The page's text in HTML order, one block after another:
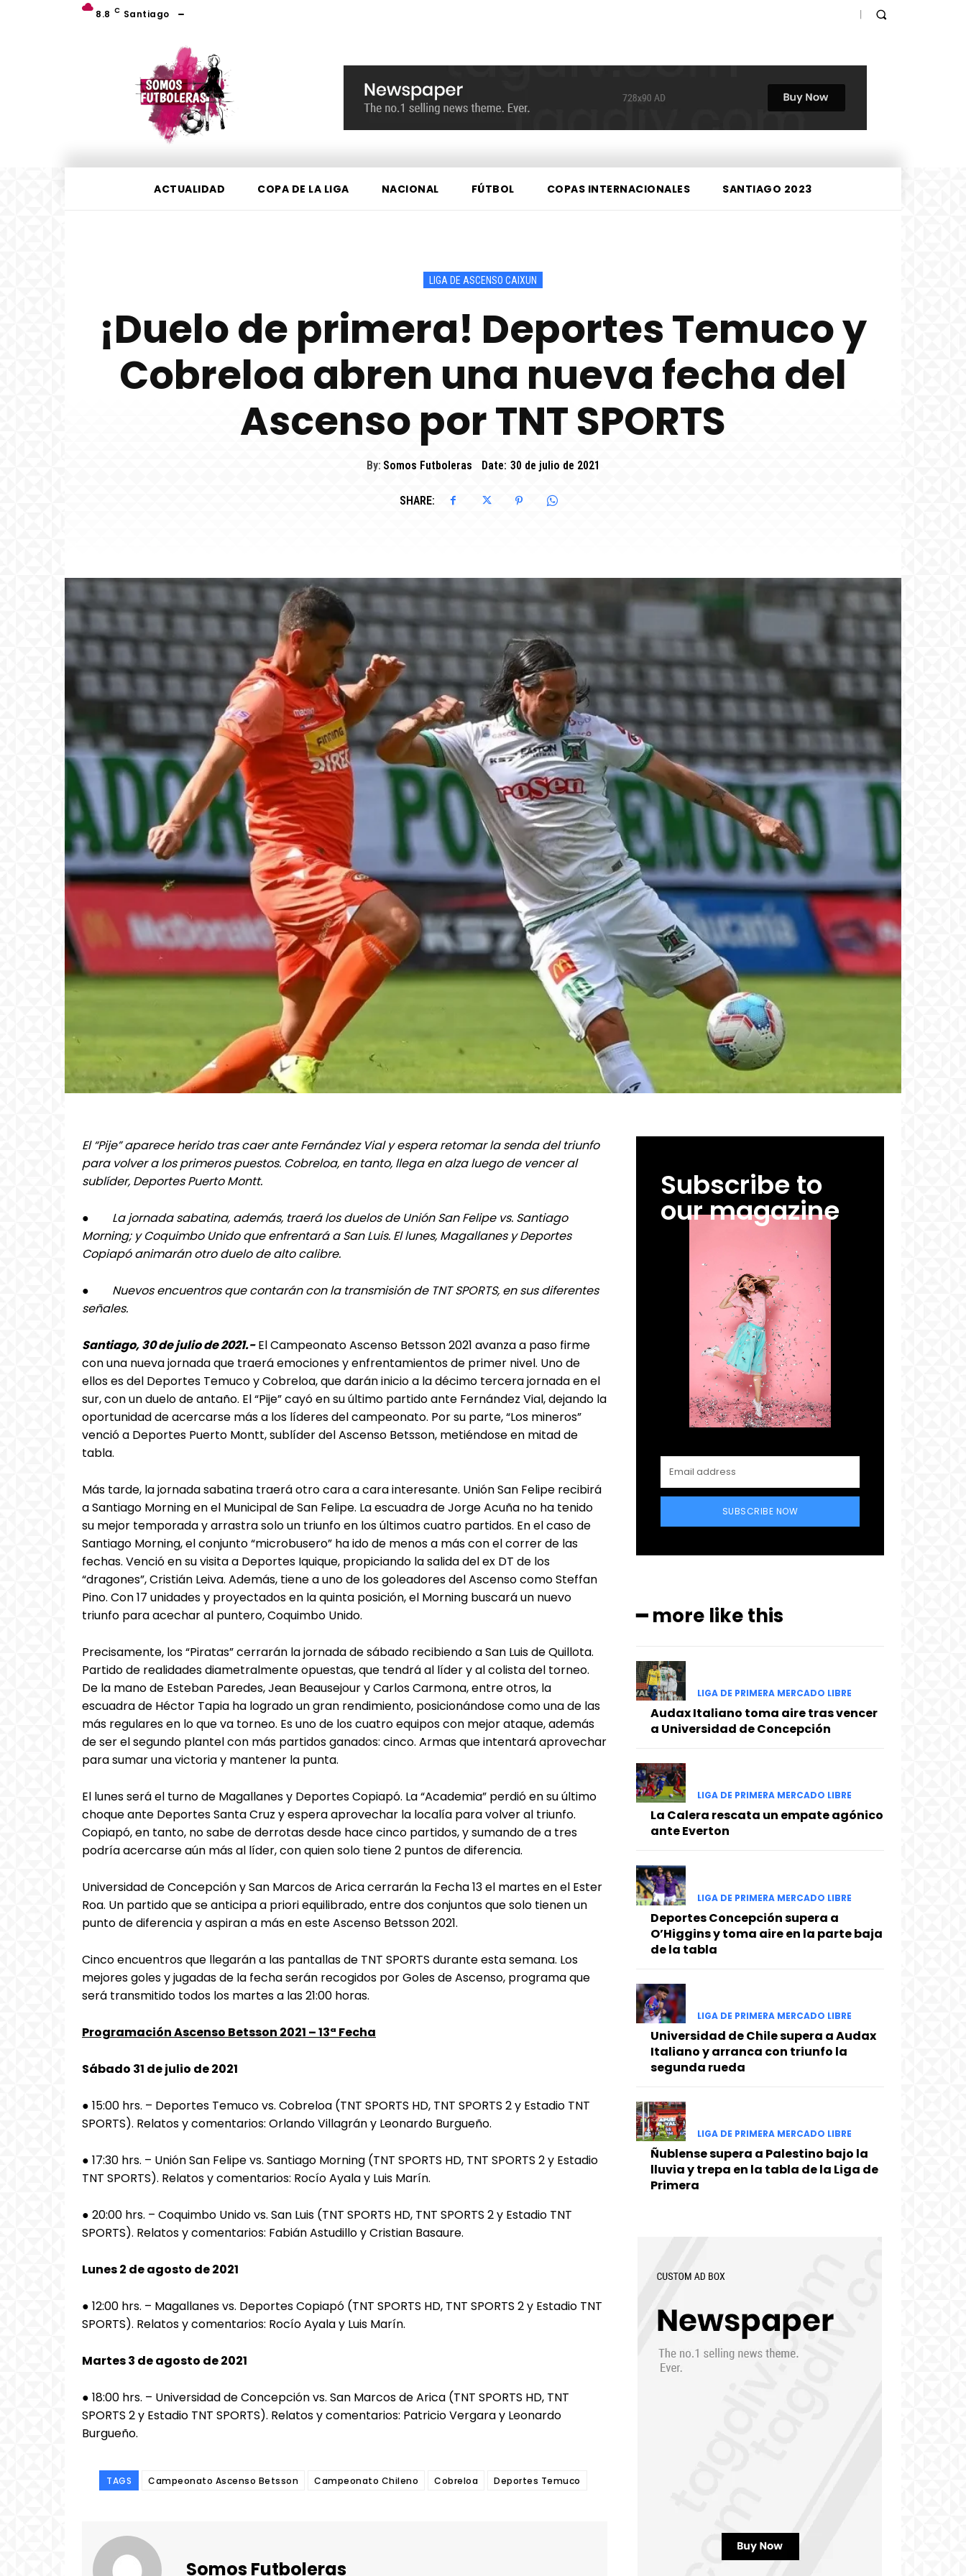
8.8 C Santiago
ACTUALIDAD COPA DE LA LIGA NACIONAL FÚTBOL COPAS INTERNACIONALES SANTIAGO 2023
LIGA DE ASCENSO CAIXUN
¡Duelo de primera! Deportes Temuco y
Cobreloa abren una nueva fecha del
Ascenso por TNT SPORTS
By: Somos Futboleras Date: 30 de julio de 2021
SHARE:
El “Pije” aparece herido tras caer ante Fernández Vial y espera retomar la senda del triunfo
para volver a los primeros puestos. Cobreloa, en tanto, llega en alza luego de vencer al
sublíder, Deportes Puerto Montt.
● La jornada sabatina, además, traerá los duelos de Unión San Felipe vs. Santiago
Morning; y Coquimbo Unido que enfrentará a San Luis. El lunes, Magallanes y Deportes
Copiapó animarán otro duelo de alto calibre.
● Nuevos encuentros que contarán con la transmisión de TNT SPORTS, en sus diferentes
señales.
Santiago, 30 de julio de 2021.-El Campeonato Ascenso Betsson 2021 avanza a paso firme
con una nueva jornada que traerá emociones y enfrentamientos de primer nivel. Uno de
ellos es del Deportes Temuco y Cobreloa, que darán inicio a la décimo tercera jornada en el
sur, con un duelo de antaño. El “Pije” cayó en su último partido ante Fernández Vial, dejando la
oportunidad de acercarse más a los líderes del campeonato. Por su parte, “Los mineros”
venció a Deportes Puerto Montt, sublíder del Ascenso Betsson, metiéndose en mitad de
tabla.
Más tarde, la jornada sabatina traerá otro cara a cara interesante. Unión San Felipe recibirá
a Santiago Morning en el Municipal de San Felipe. La escuadra de Jorge Acuña no ha tenido
su mejor temporada y arrastra solo un triunfo en los últimos cuatro partidos. En el caso de
Santiago Morning, el conjunto “microbusero” ha ido de menos a más con el correr de las
fechas. Venció en su visita a Deportes Iquique, propiciando la salida del ex DT de los
“dragones”, Cristián Leiva. Además, tiene a uno de los goleadores del Ascenso como Steffan
Pino. Con 17 unidades y proyectados en la quinta posición, el Morning buscará un nuevo
triunfo para acechar al puntero, Coquimbo Unido.
Precisamente, los “Piratas” cerrarán la jornada de sábado recibiendo a San Luis de Quillota.
Partido de realidades diametralmente opuestas, que tendrá al líder y al colista del torneo.
De la mano de Esteban Paredes, Jean Beausejour y Carlos Carmona, entre otros, la
escuadra de Héctor Tapia ha logrado un gran rendimiento, posicionándose como una de las
más regulares en lo que va torneo. Es uno de los cuatro equipos con mejor ataque, además
de ser el segundo plantel con más partidos ganados: cinco. Armas que intentará aprovechar
para sumar una victoria y mantener la punta.
El lunes será el turno de Magallanes y Deportes Copiapó. La “Academia” perdió en su último
choque ante Deportes Santa Cruz y espera aprovechar la localía para volver al triunfo.
Copiapó, en tanto, no sabe de derrotas desde hace cinco partidos, y sumando de a tres
podría acercarse aún más al líder, con quien solo tiene 2 puntos de diferencia.
Universidad de Concepción y San Marcos de Arica cerrarán la Fecha 13 el martes en el Ester
Roa. Un partido que se anticipa a priori equilibrado, entre dos conjuntos que solo tienen un
punto de diferencia y aspiran a más en este Ascenso Betsson 2021.
Cinco encuentros que llegarán a las pantallas de TNT SPORTS durante esta semana. Los
mejores goles y jugadas de la fecha serán recogidos por Goles de Ascenso, programa que
será transmitido todos los martes a las 21:00 horas.
Programación Ascenso Betsson 2021 – 13ª Fecha
Sábado 31 de julio de 2021
● 15:00 hrs. – Deportes Temuco vs. Cobreloa (TNT SPORTS HD, TNT SPORTS 2 y Estadio TNT
SPORTS). Relatos y comentarios: Orlando Villagrán y Leonardo Burgueño.
● 17:30 hrs. – Unión San Felipe vs. Santiago Morning (TNT SPORTS HD, TNT SPORTS 2 y Estadio
TNT SPORTS). Relatos y comentarios: Rocío Ayala y Luis Marín.
● 20:00 hrs. – Coquimbo Unido vs. San Luis (TNT SPORTS HD, TNT SPORTS 2 y Estadio TNT
SPORTS). Relatos y comentarios: Fabián Astudillo y Cristian Basaure.
Lunes 2 de agosto de 2021
● 12:00 hrs. – Magallanes vs. Deportes Copiapó (TNT SPORTS HD, TNT SPORTS 2 y Estadio TNT
SPORTS). Relatos y comentarios: Rocío Ayala y Luis Marín.
Martes 3 de agosto de 2021
● 18:00 hrs. – Universidad de Concepción vs. San Marcos de Arica (TNT SPORTS HD, TNT
SPORTS 2 y Estadio TNT SPORTS). Relatos y comentarios: Patricio Vergara y Leonardo
Burgueño.
TAGS Campeonato Ascenso Betsson Campeonato Chileno Cobreloa Deportes Temuco
Somos Futboleras
Subscribe to
our magazine
SUBSCRIBE NOW
━ more like this
LIGA DE PRIMERA MERCADO LIBRE
Audax Italiano toma aire tras vencer
a Universidad de Concepción
LIGA DE PRIMERA MERCADO LIBRE
La Calera rescata un empate agónico
ante Everton
LIGA DE PRIMERA MERCADO LIBRE
Deportes Concepción supera a
O’Higgins y toma aire en la parte baja
de la tabla
LIGA DE PRIMERA MERCADO LIBRE
Universidad de Chile supera a Audax
Italiano y arranca con triunfo la
segunda rueda
LIGA DE PRIMERA MERCADO LIBRE
Ñublense supera a Palestino bajo la
lluvia y trepa en la tabla de la Liga de
Primera